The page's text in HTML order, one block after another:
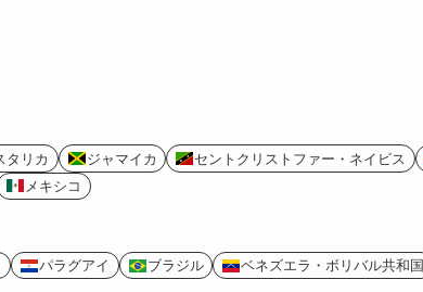
タリカ ジャマイカ セントクリストファー・ネイビス
メキシコ
パラグアイ ブラジル ベネズエラ・ボリバル共和国